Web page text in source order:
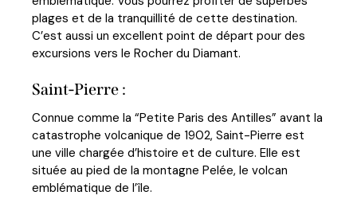
plages et de la tranquillité de cette destination.
C’est aussi un excellent point de départ pour des
excursions vers le Rocher du Diamant.
Saint-Pierre :
Connue comme la “Petite Paris des Antilles” avant la
catastrophe volcanique de 1902, Saint-Pierre est
une ville chargée d’histoire et de culture. Elle est
située au pied de la montagne Pelée, le volcan
emblématique de l’île.